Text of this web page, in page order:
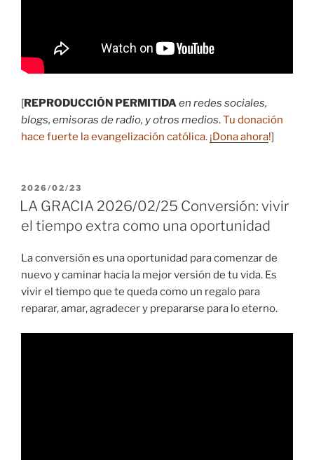
[REPRODUCCIÓN PERMITIDAen redes sociales,
blogs, emisoras de radio, y otros medios.Tu donación
hace fuerte la evangelización católica. ¡Dona ahora!]
PUBLICADO
EL
2026/02/23
LA GRACIA 2026/02/25 Conversión: vivir
el tiempo extra como una oportunidad
La conversión es una oportunidad para comenzar de
nuevo y caminar hacia la mejor versión de tu vida. Es
vivir el tiempo que te queda como un regalo para
reparar, amar, agradecer y prepararse para lo eterno.